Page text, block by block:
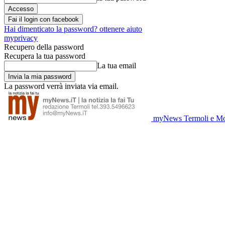
Fai il login con facebook
Hai dimenticato la password? ottenere aiuto
myprivacy
Recupero della password
Recupera la tua password
La tua email
La password verrà inviata via email.
myNews Termoli e